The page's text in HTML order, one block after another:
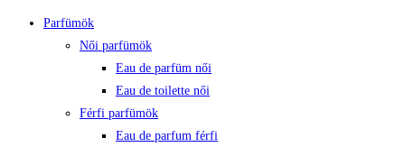
Parfümök
Női parfümök
Eau de parfüm női
Eau de toilette női
Férfi parfümök
Eau de parfum férfi